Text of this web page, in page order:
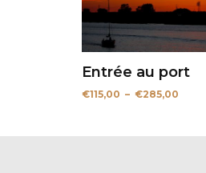
Entrée au port
€115,00 – €285,00